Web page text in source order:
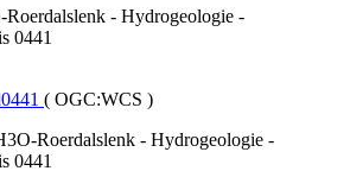
- Hydrogeologie -
0441
( OGC:WCS )
Roerdalslenk - Hydrogeologie -
0441